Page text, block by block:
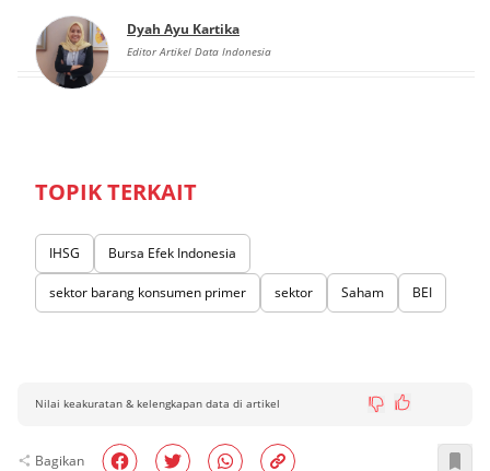
Dyah Ayu Kartika
Editor Artikel Data Indonesia
TOPIK TERKAIT
IHSG Bursa Efek Indonesia
sektor barang konsumen primer sektor Saham BEI
Nilai keakuratan & kelengkapan data di artikel
Bagikan